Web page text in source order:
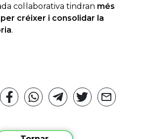
col·laborativa tindran més
créixer i consolidar la
.